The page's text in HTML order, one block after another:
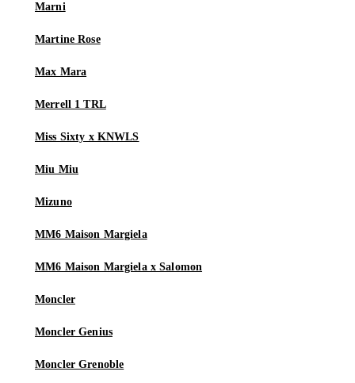
Marni
Martine Rose
Max Mara
Merrell 1 TRL
Miss Sixty x KNWLS
Miu Miu
Mizuno
MM6 Maison Margiela
MM6 Maison Margiela x Salomon
Moncler
Moncler Genius
Moncler Grenoble